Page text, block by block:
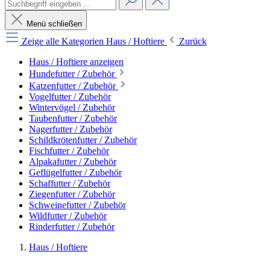
Menü schließen
Zeige alle Kategorien Haus / Hoftiere
Zurück
Haus / Hoftiere anzeigen
Hundefutter / Zubehör
Katzenfutter / Zubehör
Vogelfutter / Zubehör
Wintervögel / Zubehör
Taubenfutter / Zubehör
Nagerfutter / Zubehör
Schildkrötenfutter / Zubehör
Fischfutter / Zubehör
Alpakafutter / Zubehör
Geflügelfutter / Zubehör
Schaffutter / Zubehör
Ziegenfutter / Zubehör
Schweinefutter / Zubehör
Wildfutter / Zubehör
Rinderfutter / Zubehör
Haus / Hoftiere